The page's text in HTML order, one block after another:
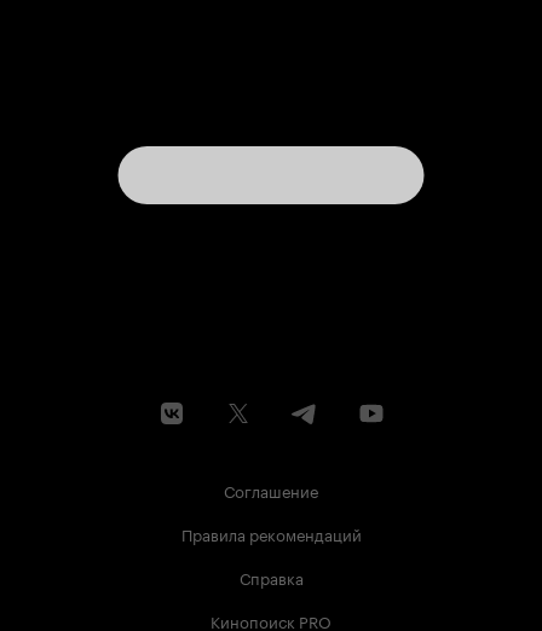
Соглашение
Правила рекомендаций
Справка
Кинопоиск PRO